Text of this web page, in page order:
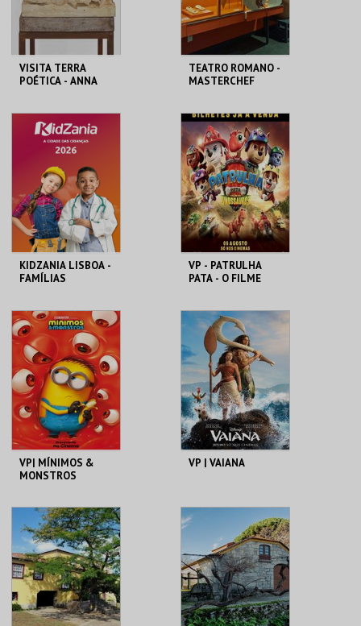
COMPRAR INSCREVER
VISITA TERRA
POÉTICA - ANNA
MAAT
MAIS INFO
COMPRAR
TEATRO ROMANO -
MASTERCHEF
ML - TEATRO
ROMANO
MAIS INFO
COMPRAR
KIDZANIA LISBOA -
FAMÍLIAS
KIDZANIA
MAIS INFO
COMPRAR
VP - PATRULHA
PATA - O FILME
CINEMAS CINEMAX
PENAFIEL
MAIS INFO
COMPRAR
VP| MÍNIMOS &
MONSTROS
CINEMAS CINEMAX
PENAFIEL
MAIS INFO
COMPRAR
VP | VAIANA
CINEMAS CINEMAX
MAIS INFO
COMPRAR